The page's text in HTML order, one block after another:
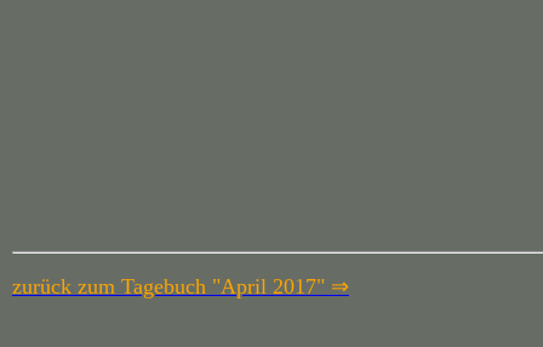
zurück zum Tagebuch "April 2017" ⇒